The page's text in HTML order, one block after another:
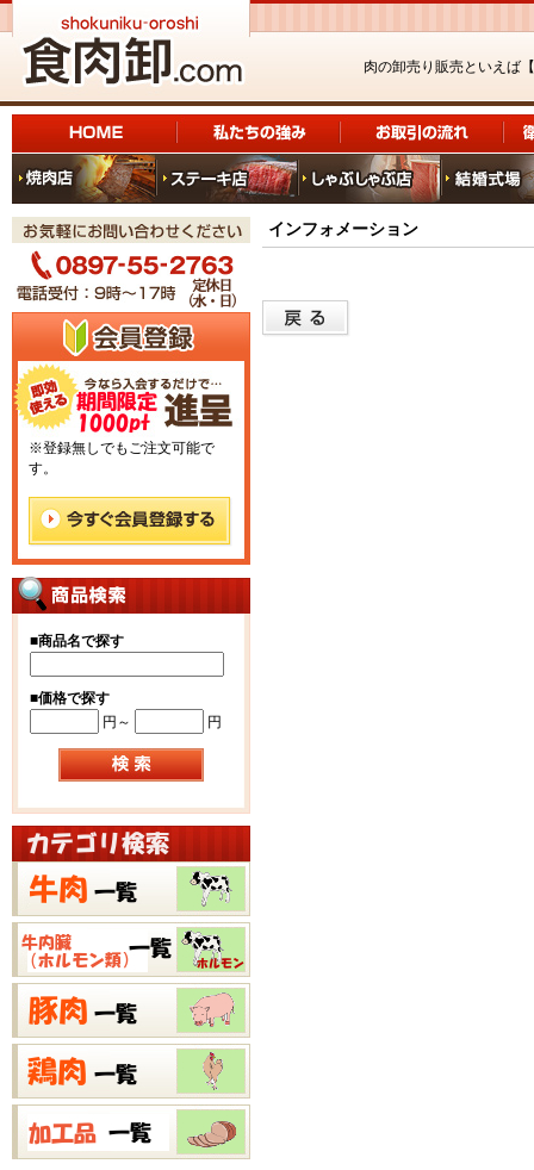
肉の卸売り販売といえば【
※登録無しでもご注文可能で
す。
■商品名で探す
■価格で探す
円～
円
インフォメーション